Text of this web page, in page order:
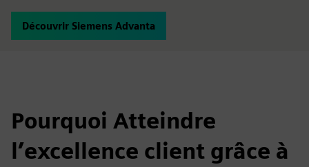
Découvrir Siemens Advanta
Pourquoi Atteindre
l’excellence client grâce à